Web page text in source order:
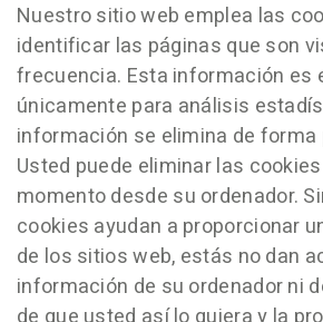
Nuestro sitio web emplea las
identificar las páginas que son
frecuencia. Esta información es
únicamente para análisis
información se elimina de forma
Usted puede eliminar las
momento desde su ordenador.
cookies ayudan a proporcionar
de los sitios web, estás no dan
información de su ordenador ni